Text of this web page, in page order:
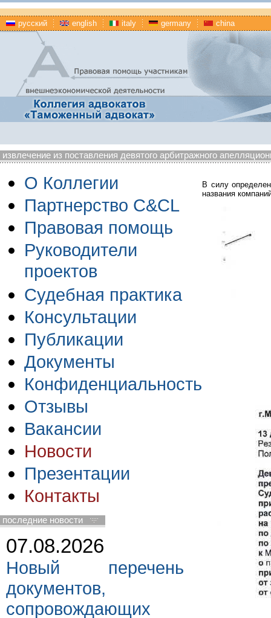
русский english italy germany china
извлечение из поставления девятого арбитражного
О Коллегии
Партнерство C&CL
Правовая помощь
Руководители
проектов
Судебная практика
Консультации
Публикации
Документы
Конфиденциальность
Отзывы
Вакансии
Новости
Презентации
Контакты
последние новости
07.08.2026
Новый перечень
документов,
сопровождающих
В силу
названия